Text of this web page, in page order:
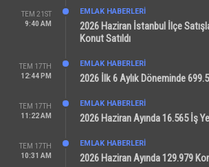
TEM 21ST
9:40 AM
EMLAK HABERLERI
2026 Haziran İstanbul İlçe
Konut Satıldı
TEM 17TH
12:44 PM
EMLAK HABERLERI
2026 İlk 6 Aylık Döneminde
TEM 17TH
11:22 AM
EMLAK HABERLERI
2026 Haziran Ayında 16.565 İş
TEM 17TH
10:31 AM
EMLAK HABERLERI
2026 Haziran Ayında 129.979